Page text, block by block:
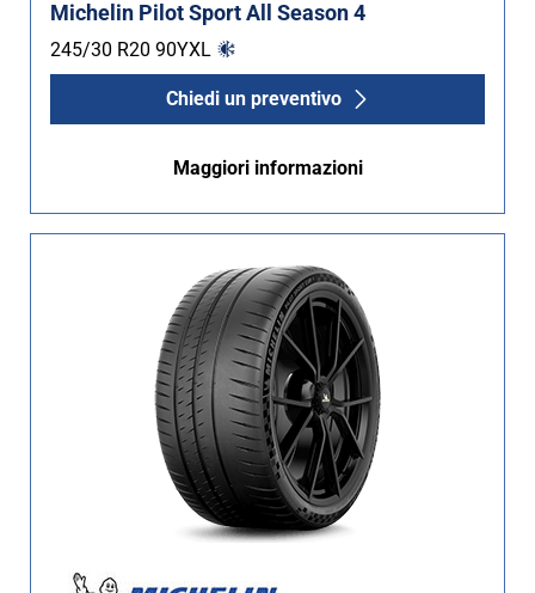
Michelin Pilot Sport All Season 4
245/30 R20 90YXL
Chiedi un preventivo
Maggiori informazioni